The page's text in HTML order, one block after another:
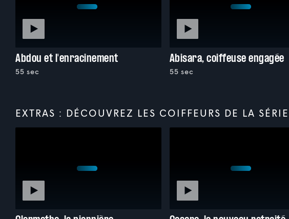
Abdou et l'enracinement
55 sec
Abisara, coiffeuse engagée
55 sec
EXTRAS : DÉCOUVREZ LES COIFFEURS DE LA SÉRIE